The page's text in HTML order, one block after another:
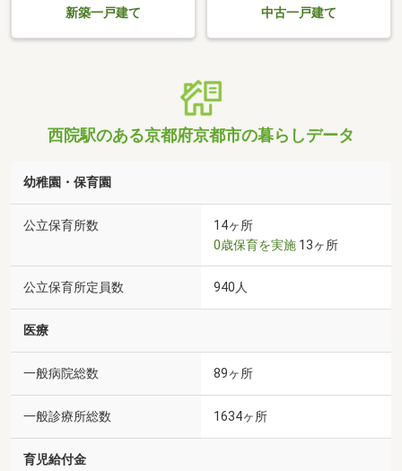
新築一戸建て 中古一戸建て
西院駅のある京都府京都市の暮らしデータ
幼稚園・保育園
公立保育所数
14ヶ所
0歳保育を実施 13ヶ所
公立保育所定員数 940人
医療
一般病院総数 89ヶ所
一般診療所総数 1634ヶ所
育児給付金